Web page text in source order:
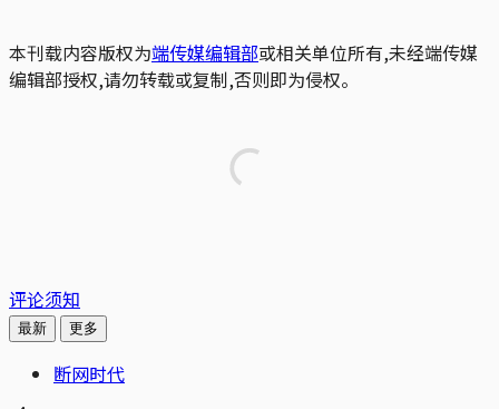
本刊载内容版权为端传媒编辑部或相关单位所有,未经端传媒
编辑部授权,请勿转载或复制,否则即为侵权。
评论须知
最新 更多
断网时代